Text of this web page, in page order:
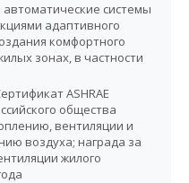
автоматические системы
адаптивного
комфортного
зонах, в частности
ASHRAE
общества
вентиляции и
воздуха; награда за
жилого